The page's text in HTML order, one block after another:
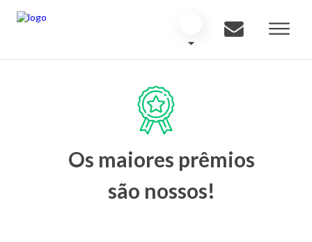
Os maiores prêmios
são nossos!